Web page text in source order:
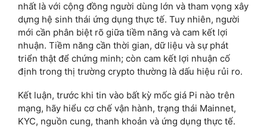
nhất là với cộng đồng người dùng lớn và tham vọng xây
dựng hệ sinh thái ứng dụng thực tế. Tuy nhiên, người
mới cần phân biệt rõ giữa tiềm năng và cam kết lợi
nhuận. Tiềm năng cần thời gian, dữ liệu và sự phát
triển thật để chứng minh; còn cam kết lợi nhuận cố
định trong thị trường crypto thường là dấu hiệu rủi ro.
Kết luận, trước khi tin vào bất kỳ mốc giá Pi nào trên
mạng, hãy hiểu cơ chế vận hành, trạng thái Mainnet,
KYC, nguồn cung, thanh khoản và ứng dụng thực tế.